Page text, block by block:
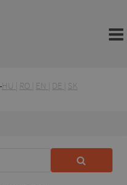
HU RO EN DE SK